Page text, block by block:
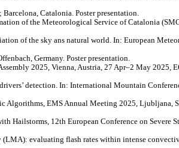
Catalonia. Poster presentation.
of the Meteorological Service of Catalonia
of the sky ans natural world. In: European
Germany. Poster presentation.
2025, Vienna, Austria, 27 Apr–2 May 2025,
detection. In: International Mountain
EMS Annual Meeting 2025, Ljubljana,
Hailstorms, 12th European Conference on Severe
evaluating flash rates within intense